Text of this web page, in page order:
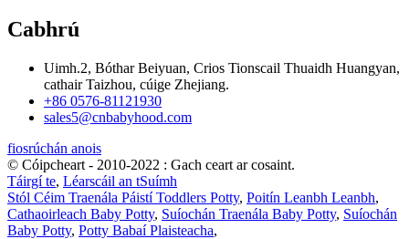
Cabhrú
Uimh.2, Bóthar Beiyuan, Crios Tionscail Thuaidh Huangyan,
cathair Taizhou, cúige Zhejiang.
+86 0576-81121930
sales5@cnbabyhood.com
fiosrúchán anois
© Cóipcheart - 2010-2022 : Gach ceart ar cosaint.
Táirgí te, Léarscáil an tSuímh
Stól Céim Traenála Páistí Toddlers Potty, Poitín Leanbh Leanbh,
Cathaoirleach Baby Potty, Suíochán Traenála Baby Potty, Suíochán
Baby Potty, Potty Babaí Plaisteacha,